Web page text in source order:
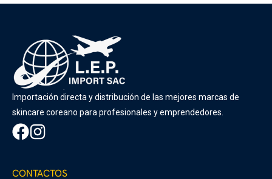
Importación directa y distribución de las mejores marcas de
skincare coreano para profesionales y emprendedores.
CONTACTOS